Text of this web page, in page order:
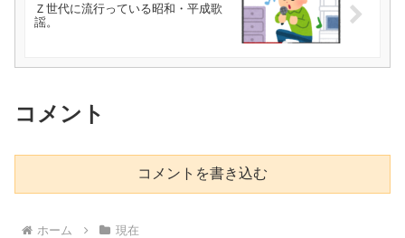
Ｚ世代に流行っている昭和・平成歌
謡。
コメント
コメントを書き込む
ホーム 現在